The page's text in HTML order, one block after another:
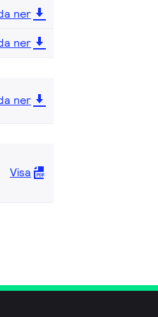
ner
ner
ner
Visa